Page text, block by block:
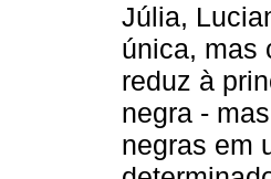
Júlia,
única, mas
reduz à
negra -
negras em